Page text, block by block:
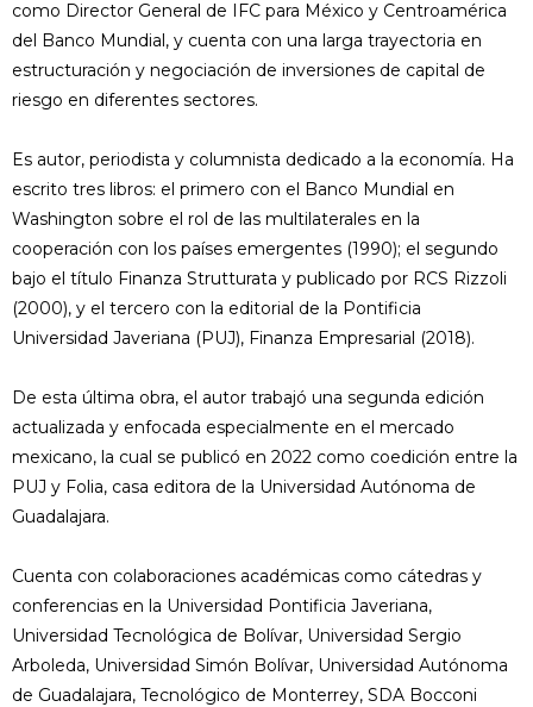
como Director General de IFC para México y Centroamérica
del Banco Mundial, y cuenta con una larga trayectoria en
estructuración y negociación de inversiones de capital de
riesgo en diferentes sectores.
Es autor, periodista y columnista dedicado a la economía. Ha
escrito tres libros: el primero con el Banco Mundial en
Washington sobre el rol de las multilaterales en la
cooperación con los países emergentes (1990); el segundo
bajo el título Finanza Strutturata y publicado por RCS Rizzoli
(2000), y el tercero con la editorial de la Pontificia
Universidad Javeriana (PUJ), Finanza Empresarial (2018).
De esta última obra, el autor trabajó una segunda edición
actualizada y enfocada especialmente en el mercado
mexicano, la cual se publicó en 2022 como coedición entre la
PUJ y Folia, casa editora de la Universidad Autónoma de
Guadalajara.
Cuenta con colaboraciones académicas como cátedras y
conferencias en la Universidad Pontificia Javeriana,
Universidad Tecnológica de Bolívar, Universidad Sergio
Arboleda, Universidad Simón Bolívar, Universidad Autónoma
de Guadalajara, Tecnológico de Monterrey, SDA Bocconi